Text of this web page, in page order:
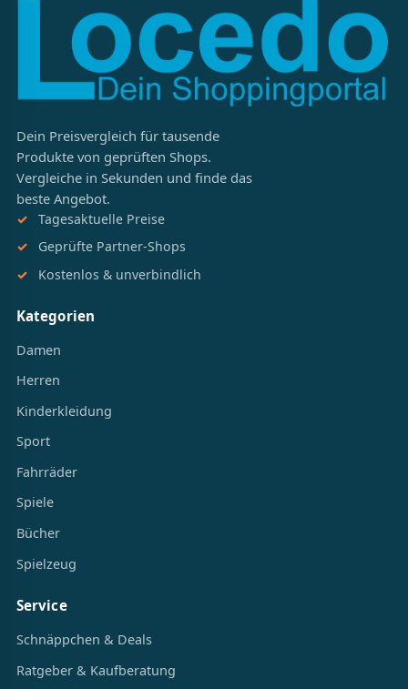
Dein Preisvergleich für tausende
Produkte von geprüften Shops.
Vergleiche in Sekunden und finde das
beste Angebot.
Tagesaktuelle Preise
Geprüfte Partner-Shops
Kostenlos & unverbindlich
Kategorien
Damen
Herren
Kinderkleidung
Sport
Fahrräder
Spiele
Bücher
Spielzeug
Service
Schnäppchen & Deals
Ratgeber & Kaufberatung